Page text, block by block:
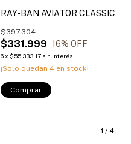
RAY-BAN AVIATOR CLASSIC
$331.999
$397.304
16% OFF
6x $55.333,17 sin interés
¡Solo quedan 4 en stock!
Comprar
1 / 4